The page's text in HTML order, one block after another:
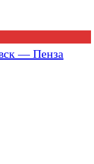
— Пенза